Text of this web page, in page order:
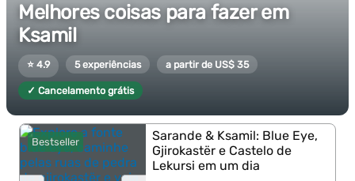
Melhores coisas para fazer em
Ksamil
⭐ 4.9 5 experiências a partir de US$ 35
✓ Cancelamento grátis
Bestseller
Sarande & Ksamil: Blue Eye,
Gjirokastër e Castelo de
Lekursi em um dia